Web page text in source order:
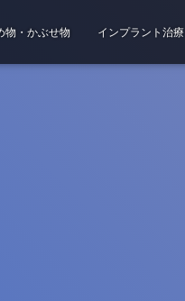
物・かぶせ物 インプラント治療